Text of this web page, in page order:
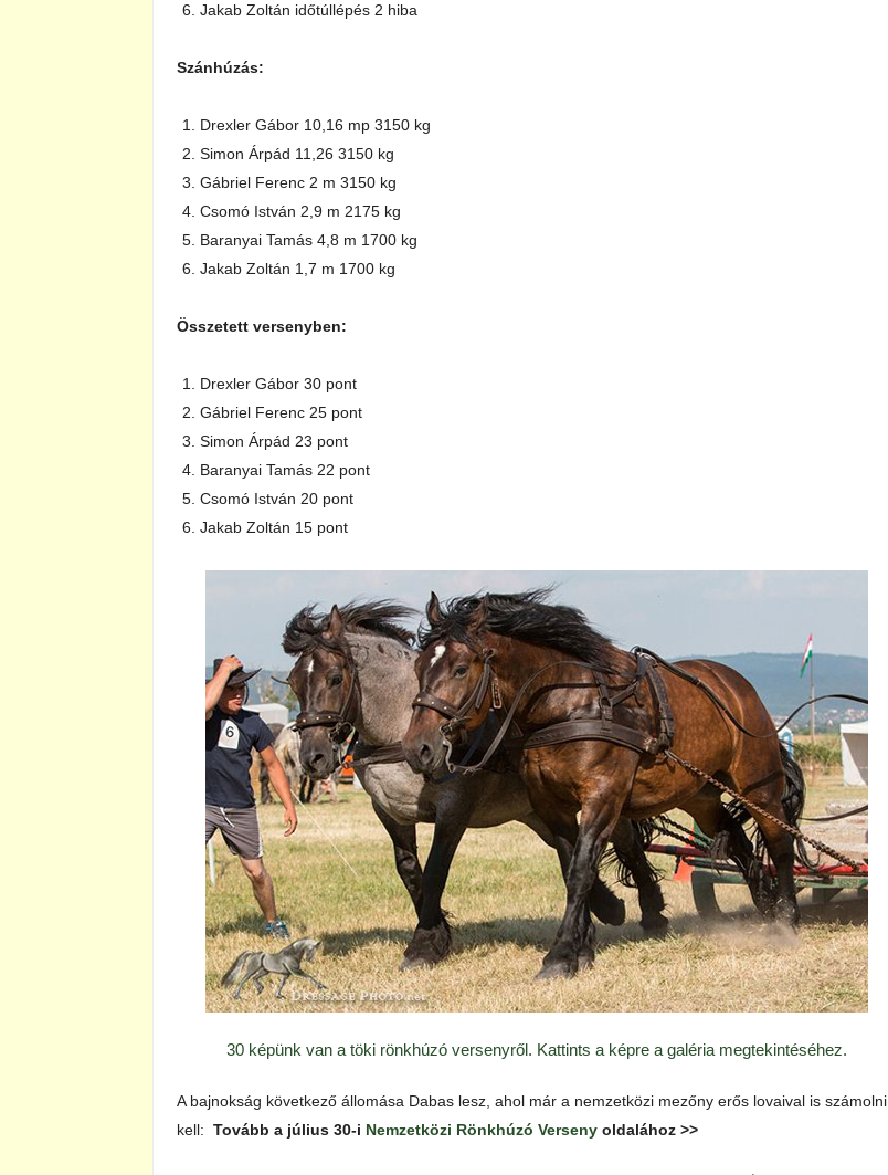
Jakab Zoltán időtúllépés 2 hiba
Szánhúzás:
Drexler Gábor 10,16 mp 3150 kg
Simon Árpád 11,26 3150 kg
Gábriel Ferenc 2 m 3150 kg
Csomó István 2,9 m 2175 kg
Baranyai Tamás 4,8 m 1700 kg
Jakab Zoltán 1,7 m 1700 kg
Összetett versenyben:
Drexler Gábor 30 pont
Gábriel Ferenc 25 pont
Simon Árpád 23 pont
Baranyai Tamás 22 pont
Csomó István 20 pont
Jakab Zoltán 15 pont
30 képünk van a töki rönkhúzó versenyről. Kattints a képre a galéria megtekintéséhez.
A bajnokság következő állomása Dabas lesz, ahol már a nemzetközi mezőny erős lovaival is számolni
kell: Tovább a július 30-i Nemzetközi Rönkhúzó Verseny oldalához >>